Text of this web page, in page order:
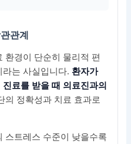
관계
환경이 단순히 물리적 편
는 사실입니다. 환자가
료를 받을 때 의료진과의
의 정확성과 치료 효과로
스트레스 수준이 낮을수록